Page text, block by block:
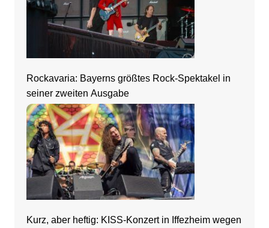
Rockavaria: Bayerns größtes Rock-Spektakel in
seiner zweiten Ausgabe
Kurz, aber heftig: KISS-Konzert in Iffezheim wegen